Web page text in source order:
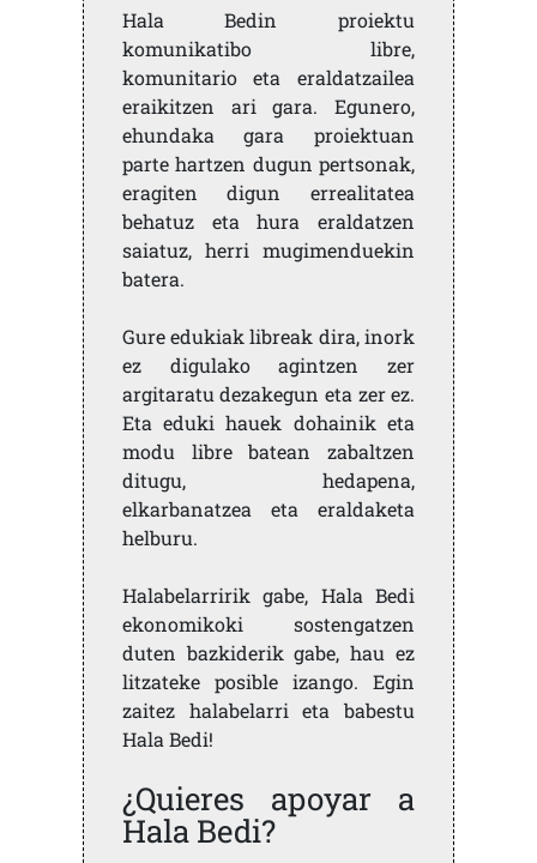
Hala Bedin proiektu
komunikatibo libre,
komunitario eta eraldatzailea
eraikitzen ari gara. Egunero,
ehundaka gara proiektuan
parte hartzen dugun pertsonak,
eragiten digun errealitatea
behatuz eta hura eraldatzen
saiatuz, herri mugimenduekin
batera.
Gure edukiak libreak dira, inork
ez digulako agintzen zer
argitaratu dezakegun eta zer ez.
Eta eduki hauek dohainik eta
modu libre batean zabaltzen
ditugu, hedapena,
elkarbanatzea eta eraldaketa
helburu.
Halabelarririk gabe, Hala Bedi
ekonomikoki sostengatzen
duten bazkiderik gabe, hau ez
litzateke posible izango. Egin
zaitez halabelarri eta babestu
Hala Bedi!
¿Quieres apoyar a
Hala Bedi?